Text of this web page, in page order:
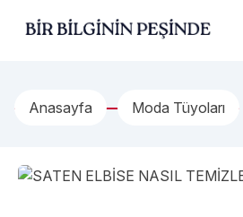
Bir Bilginin Peşinde!
Anasayfa Moda Tüyoları